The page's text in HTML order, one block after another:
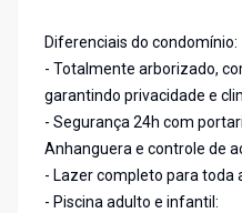
Diferenciais do condomínio:
- Totalmente arborizado,
garantindo privacidade e
- Segurança 24h com
Anhanguera e controle de
- Lazer completo para toda
- Piscina adulto e infantil: